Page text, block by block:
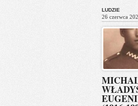
LUDZIE
26 czerwca